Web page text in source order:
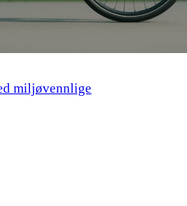
miljøvennlige